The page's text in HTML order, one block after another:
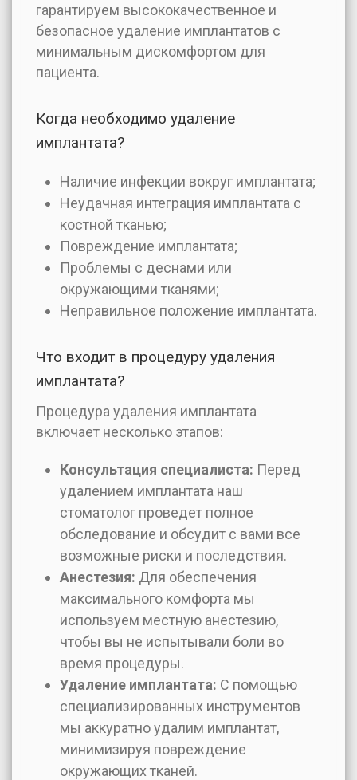
гарантируем высококачественное и
безопасное удаление имплантатов с
минимальным дискомфортом для
пациента.
Когда необходимо удаление
имплантата?
Наличие инфекции вокруг имплантата;
Неудачная интеграция имплантата с
костной тканью;
Повреждение имплантата;
Проблемы с деснами или
окружающими тканями;
Неправильное положение имплантата.
Что входит в процедуру удаления
имплантата?
Процедура удаления имплантата
включает несколько этапов:
Консультация специалиста: Перед
удалением имплантата наш
стоматолог проведет полное
обследование и обсудит с вами все
возможные риски и последствия.
Анестезия: Для обеспечения
максимального комфорта мы
используем местную анестезию,
чтобы вы не испытывали боли во
время процедуры.
Удаление имплантата: С помощью
специализированных инструментов
мы аккуратно удалим имплантат,
минимизируя повреждение
окружающих тканей.